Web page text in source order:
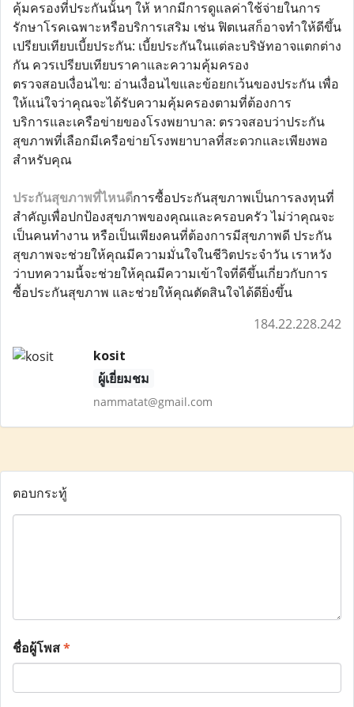
คุ้มครองที่ประกันนั้นๆ ให้ หากมีการดูแลค่าใช้จ่ายในการ
รักษาโรคเฉพาะหรือบริการเสริม เช่น ฟิตเนสก็อาจทำให้ดีขึ้น
เปรียบเทียบเบี้ยประกัน: เบี้ยประกันในแต่ละบริษัทอาจแตกต่าง
กัน ควรเปรียบเทียบราคาและความคุ้มครอง
ตรวจสอบเงื่อนไข: อ่านเงื่อนไขและข้อยกเว้นของประกัน เพื่อ
ให้แน่ใจว่าคุณจะได้รับความคุ้มครองตามที่ต้องการ
บริการและเครือข่ายของโรงพยาบาล: ตรวจสอบว่าประกัน
สุขภาพที่เลือกมีเครือข่ายโรงพยาบาลที่สะดวกและเพียงพอ
สำหรับคุณ
ประกันสุขภาพที่ไหนดีการซื้อประกันสุขภาพเป็นการลงทุนที่
สำคัญเพื่อปกป้องสุขภาพของคุณและครอบครัว ไม่ว่าคุณจะ
เป็นคนทำงาน หรือเป็นเพียงคนที่ต้องการมีสุขภาพดี ประกัน
สุขภาพจะช่วยให้คุณมีความมั่นใจในชีวิตประจำวัน เราหวัง
ว่าบทความนี้จะช่วยให้คุณมีความเข้าใจที่ดีขึ้นเกี่ยวกับการ
ซื้อประกันสุขภาพ และช่วยให้คุณตัดสินใจได้ดียิ่งขึ้น
184.22.228.242
kosit
ผู้เยี่ยมชม
nammatat@gmail.com
ตอบกระทู้
ชื่อผู้โพส*